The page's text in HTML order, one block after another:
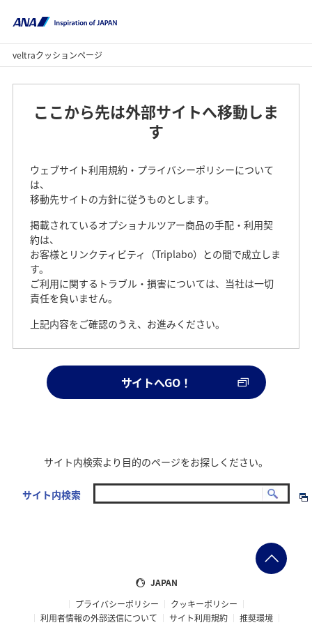
veltraクッションページ
ここから先は外部サイトへ移動しま
す
ウェブサイト利用規約・プライバシーポリシーについて
は、
移動先サイトの方針に従うものとします。
掲載されているオプショナルツアー商品の手配・利用契
約は、
お客様とリンクティビティ（Triplabo）との間で成立しま
す。
ご利用に関するトラブル・損害については、当社は一切
責任を負いません。
上記内容をご確認のうえ、お進みください。
サイトへGO！
サイト内検索より目的のページをお探しください。
サイト内検索
JAPAN
プライバシーポリシー
クッキーポリシー
利用者情報の外部送信について
サイト利用規約 推奨環境